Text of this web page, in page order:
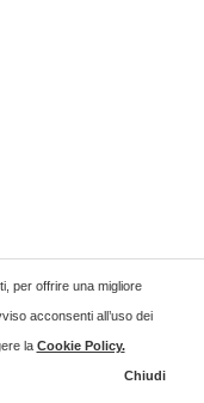
per offrire una migliore
acconsenti all’uso dei
la Cookie Policy.
Chiudi